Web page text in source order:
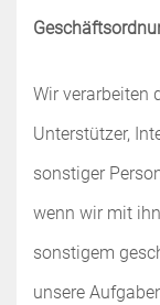
Wir verarbeiten
Unterstützer,
sonstiger
wenn wir mit
sonstigem
unsere